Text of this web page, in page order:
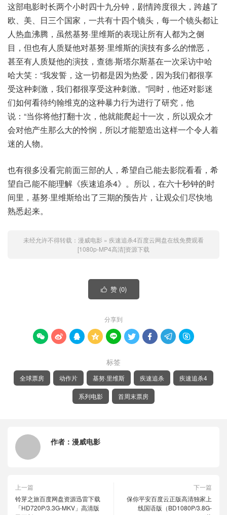
这部电影时长两个小时四十九分钟，剧情跨度很大，跨越了
欧、美、日三个国家，一共有十四个镜头，每一个镜头都让
人热血沸腾，虽然基努·里维斯的表现让所有人都为之侧
目，但也有人质疑他对基努·里维斯的演技有多么的憎恶，
甚至有人质疑他的演技，查德·斯塔尔斯基在一次采访中哈
哈大笑：“我发誓，这一切都是因为热爱，因为我们都很享
受这种刺激，我们都很享受这种刺激。”同时，他还对影迷
们如何看待约翰维克的这种暴力行为进行了研究，他
说：“当你将他打翻十次，他就能爬起十一次，所以观众才
会对他产生那么大的怜悯，所以才能塑造出这样一个令人着
迷的人物。
也有很多没看完前面三部的人，希望自己能去影院看看，希
望自己能不能理解《疾速追杀4》。所以，在六十秒钟的时
间里，基努·里维斯给出了三期的预告片，让观众们尽快地
熟悉起来。
未经允许不得转载： 漫威电影 » 疾速追杀4百度云网盘在线免费观看
[1080p-MP4高清]资源下载
 赞 (0)
分享到
        
标签
全球票房 动作片 基努·里维斯 疾速追杀 疾速追杀4
系列电影 首周末票房
作者： 漫威电影
上一篇
铃芽之旅百度网盘资源迅雷下载
「HD720P/3.3G-MKV」高清版
下一篇
保你平安百度云正版高清独家上
线国语版（BD1080P/3.8G-